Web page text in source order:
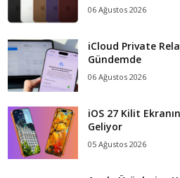
06 Ağustos 2026
iCloud Private Relay
Gündemde
06 Ağustos 2026
iOS 27 Kilit
Geliyor
05 Ağustos 2026